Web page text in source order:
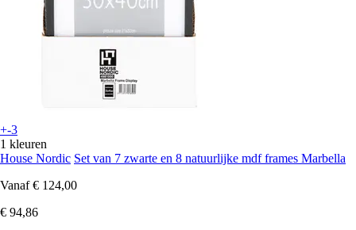
+-3
1 kleuren
House Nordic Set van 7 zwarte en 8 natuurlijke mdf frames Marbella
Vanaf € 124,00
€ 94,86